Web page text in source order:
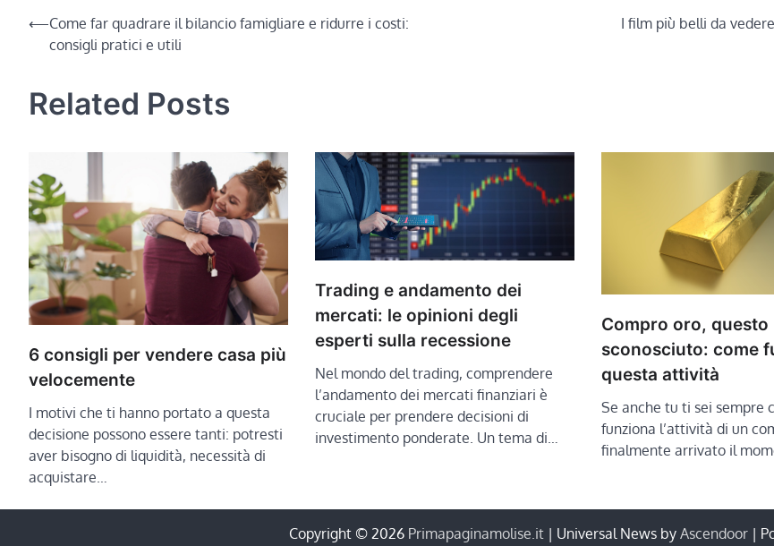
Navigazione
articoli
⟵Come far quadrare il bilancio famigliare e ridurre i costi:
consigli pratici e utili
I film più belli da
Related Posts
6 consigli per vendere casa più
velocemente
I motivi che ti hanno portato a questa
decisione possono essere tanti: potresti
aver bisogno di liquidità, necessità di
acquistare…
Trading e andamento dei
mercati: le opinioni degli
esperti sulla recessione
Nel mondo del trading, comprendere
l’andamento dei mercati finanziari è
cruciale per prendere decisioni di
investimento ponderate. Un tema di…
Compro oro, questo
sconosciuto: come
questa attività
Se anche tu ti sei sempre
funziona l’attività di un
finalmente arrivato il
Copyright © 2026 Primapaginamolise.it| Universal News by Ascendoor|